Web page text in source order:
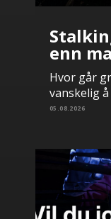
enn
Hvor går
vanskelig
05.08.2026